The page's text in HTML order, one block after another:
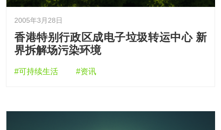
2005年3月28日
香港特别行政区成电子垃圾转运中心 新
界拆解场污染环境
#可持续生活 #资讯